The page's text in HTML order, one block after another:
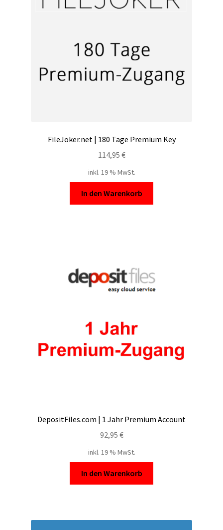
FileJoker.net | 180 Tage Premium Key
114,95 €
inkl. 19 % MwSt.
In den Warenkorb
DepositFiles.com | 1 Jahr Premium Account
92,95 €
inkl. 19 % MwSt.
In den Warenkorb